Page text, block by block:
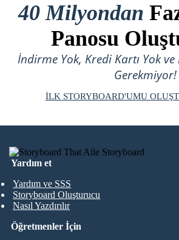
40 Milyondan
Panosu
İndirme Yok, Kredi Kartı Yok
Gerekmiyor!
İLK STORYBOARD'UMU
Yardım et
Yardım ve SSS
Storyboard Oluşturucu
Nasıl Yazdırılır
Öğretmenler İçin